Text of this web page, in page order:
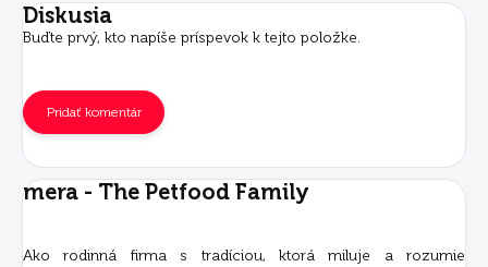
Diskusia
Buďte prvý, kto napíše príspevok k tejto položke.
Pridať komentár
mera - The Petfood Family
Ako rodinná firma s tradíciou, ktorá miluje a rozumie